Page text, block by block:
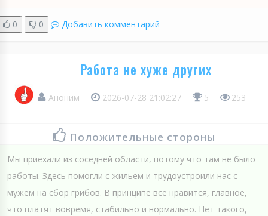
0 0 Добавить комментарий
Работа не хуже других
Аноним 2026-07-28 21:02:27 5 253
Положительные стороны
Мы приехали из соседней области, потому что там не было
работы. Здесь помогли с жильем и трудоустроили нас с
мужем на сбор грибов. В принципе все нравится, главное,
что платят вовремя, стабильно и нормально. Нет такого,